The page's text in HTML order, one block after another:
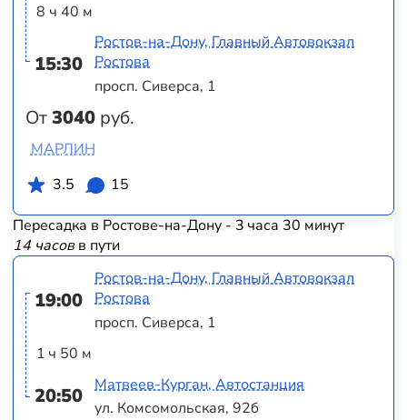
8 ч 40 м
15:30
От3040 руб.
Ростов-на-Дону, Главный Автовокзал
Ростова
просп. Сиверса, 1
МАРЛИН
3.5
15
Пересадка в Ростове-на-Дону - 3 часа 30 минут
14 часовв пути
19:00
1 ч 50 м
20:50
Ростов-на-Дону, Главный Автовокзал
Ростова
просп. Сиверса, 1
Матвеев-Курган, Автостанция
ул. Комсомольская, 92б